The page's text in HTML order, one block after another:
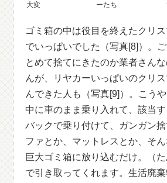
大変
ーたち
ゴミ箱の中は役目を終えたクリ
でいっぱいでした（写真[8]）。
とめて捨てにきたのか業者さん
んが、リヤカーいっぱいのクリ
んできた人も（写真[9]）。こう
中に車のまま乗り入れて、該当
バックで乗り付けて、ガンガン
ファとか、マットレスとか、そ
巨大ゴミ箱に放り込むだけ。（
で引き取ってくれます。生活廃